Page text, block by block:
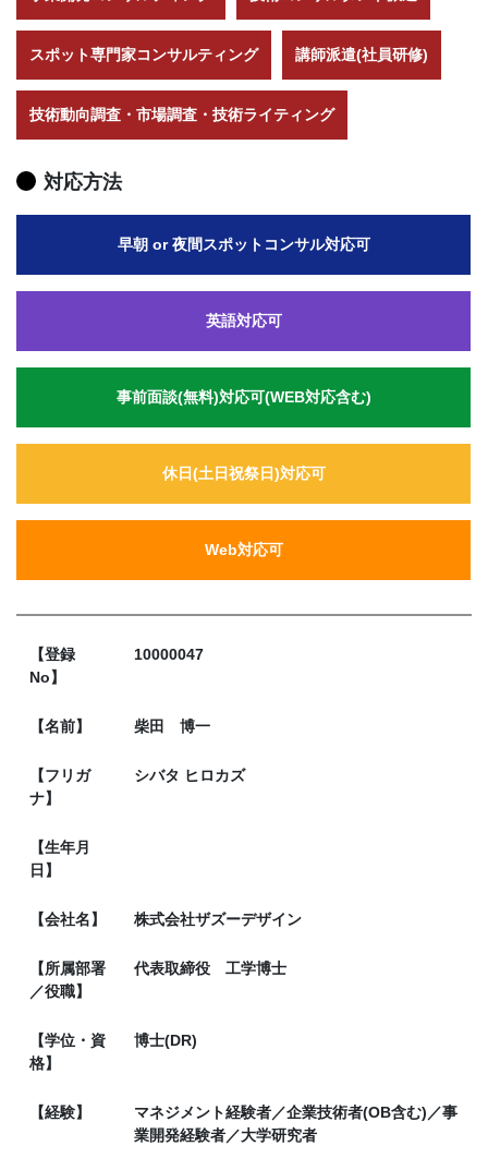
スポット専門家コンサルティング 講師派遣(社員研修)
技術動向調査・市場調査・技術ライティング
対応方法
早朝 or 夜間スポットコンサル対応可
英語対応可
事前面談(無料)対応可(WEB対応含む)
休日(土日祝祭日)対応可
Web対応可
【登録
No】
10000047
【名前】 柴田 博一
【フリガ
ナ】
シバタ ヒロカズ
【生年月
日】
【会社名】 株式会社ザズーデザイン
【所属部署
／役職】
代表取締役 工学博士
【学位・資
格】
博士(DR)
【経験】
マネジメント経験者／企業技術者(OB含む)／事
業開発経験者／大学研究者